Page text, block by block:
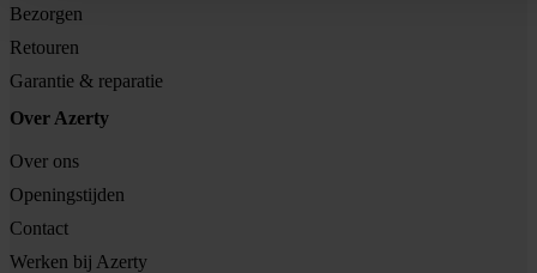
Bezorgen
Retouren
Garantie & reparatie
Over Azerty
Over ons
Openingstijden
Contact
Werken bij Azerty